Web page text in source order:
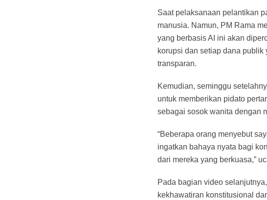
Saat pelaksanaan pelantikan
manusia. Namun, PM Rama
yang berbasis AI ini akan
korupsi dan setiap dana
transparan.
Kemudian, seminggu
untuk memberikan pidato
sebagai sosok wanita dengan
“Beberapa orang menyebut
ingatkan bahaya nyata bagi
dari mereka yang berkuasa,”
Pada bagian video
kekhawatiran konstitusional